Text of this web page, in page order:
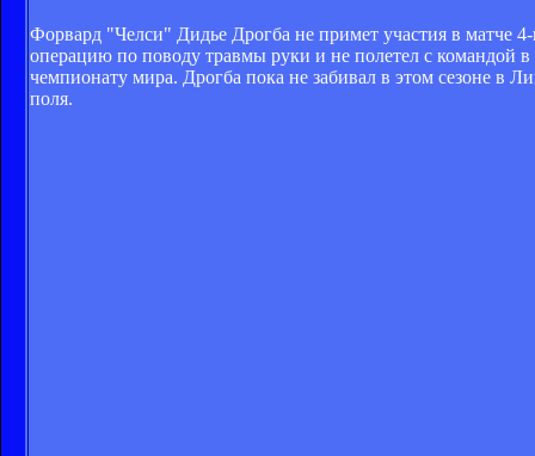
Форвард "Челси" Дидье Дрогба не примет участия в матче
операцию по поводу травмы руки и не полетел с командой
чемпионату мира. Дрогба пока не забивал в этом сезоне в
поля.